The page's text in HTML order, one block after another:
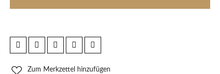
Zum Merkzettel hinzufügen